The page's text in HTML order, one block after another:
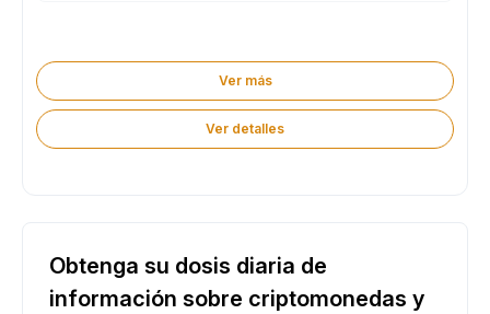
Ver más
Ver detalles
Obtenga su dosis diaria de
información sobre criptomonedas y